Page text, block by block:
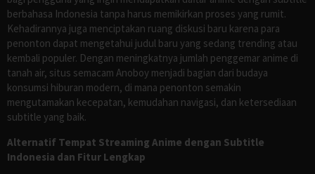
berbahasa Indonesia tanpa harus memikirkan proses yang rumit.
Kehadirannya juga menciptakan ruang diskusi baru karena para
penonton dapat mengetahui judul baru yang sedang trending atau
kembali populer. Dengan meningkatnya jumlah penggemar anime di
tanah air, situs semacam Anoboy menjadi bagian dari budaya
konsumsi hiburan modern, di mana penonton semakin
mengutamakan kecepatan, kemudahan navigasi, dan ketersediaan
subtitle yang baik.
Alternatif Tempat Streaming Anime dengan Subtitle
Indonesia dan Fitur Lengkap